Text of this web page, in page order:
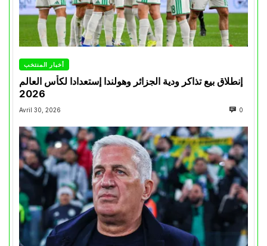
أخبار المنتخب
إنطلاق بيع تذاكر ودية الجزائر وهولندا إستعدادا لكأس العالم
2026
Avril 30, 2026 0